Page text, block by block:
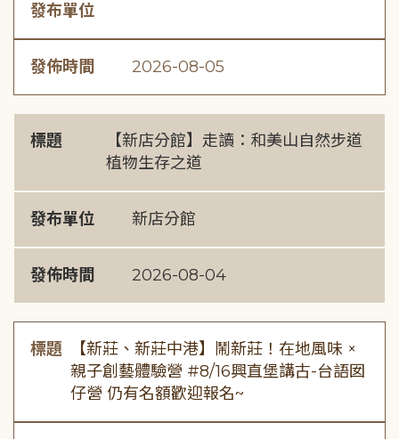
發布單位
發佈時間 2026-08-05
標題
【新店分館】走讀：和美山自然步道
植物生存之道
發布單位 新店分館
發佈時間 2026-08-04
標題
【新莊、新莊中港】鬧新莊！在地風味 ×
親子創藝體驗營 #8/16興直堡講古-台語囡
仔營 仍有名額歡迎報名~